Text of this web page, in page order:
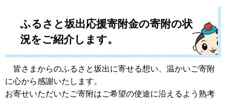
ふるさと坂出応援寄附金の寄附の状
況をご紹介します。
皆さまからのふるさと坂出に寄せる想い、温かいご寄附
に心から感謝いたします。
お寄せいただいたご寄附はご希望の使途に沿えるよう熟考